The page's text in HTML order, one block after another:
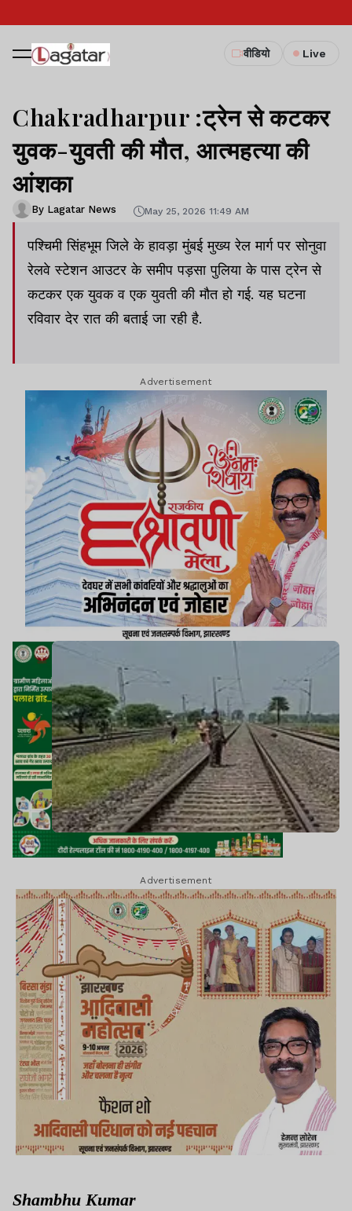
वीडियो Live
Chakradharpur :ट्रेन से कटकर
युवक-युवती की मौत, आत्महत्या की
आंशका
By Lagatar News May 25, 2026 11:49 AM
पश्चिमी सिंहभूम जिले के हावड़ा मुंबई मुख्य रेल मार्ग पर सोनुवा
रेलवे स्टेशन आउटर के समीप पड़सा पुलिया के पास ट्रेन से
कटकर एक युवक व एक युवती की मौत हो गई. यह घटना
रविवार देर रात की बताई जा रही है.
Advertisement
Advertisement
Shambhu Kumar